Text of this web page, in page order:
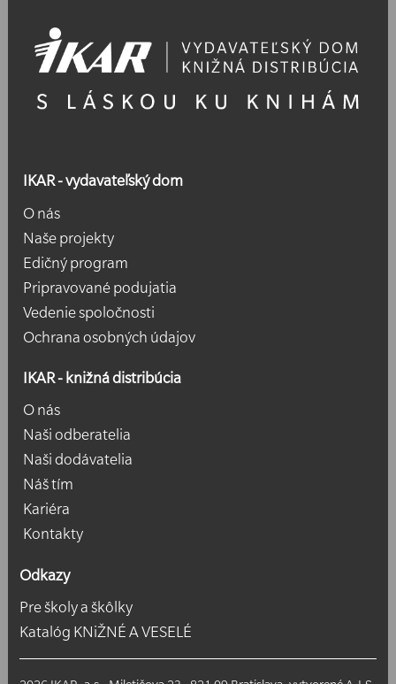
IKAR - vydavateľský dom
O nás
Naše projekty
Edičný program
Pripravované podujatia
Vedenie spoločnosti
Ochrana osobných údajov
IKAR - knižná distribúcia
O nás
Naši odberatelia
Naši dodávatelia
Náš tím
Kariéra
Kontakty
Odkazy
Pre školy a škôlky
Katalóg KNiŽNÉ A VESELÉ